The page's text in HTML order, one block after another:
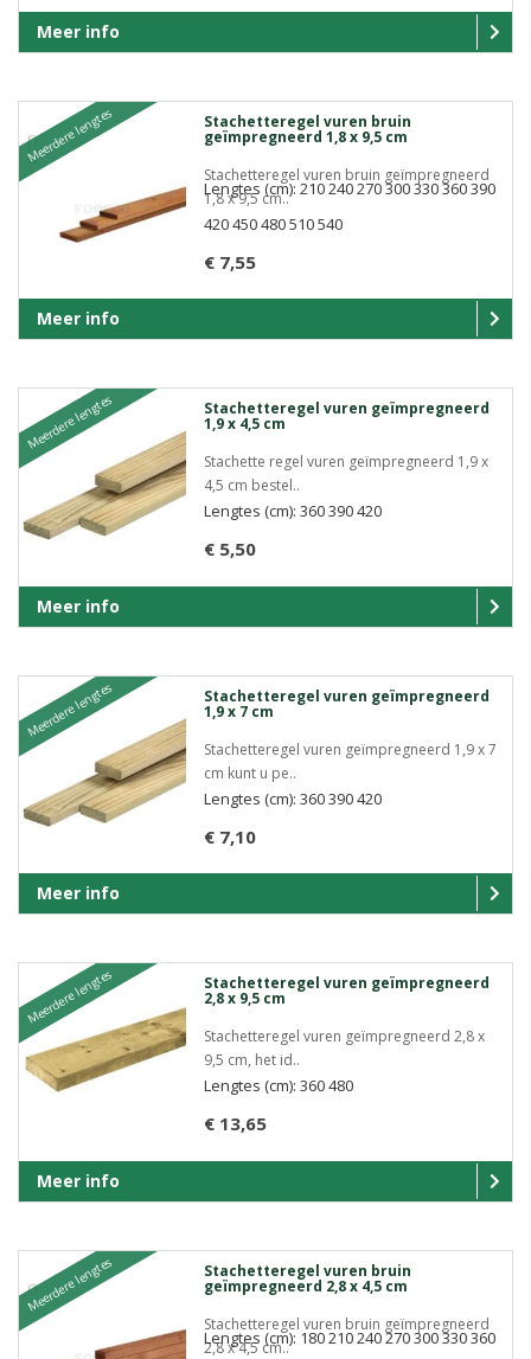
Meer info
Meerdere lengtes Stachetteregel vuren bruin
geïmpregneerd 1,8 x 9,5 cm
Stachetteregel vuren bruin geïmpregneerd
1,8 x 9,5 cm..
€ 7,55
Lengtes (cm): 210 240 270 300 330 360 390
420 450 480 510 540
Meer info
Meerdere lengtes Stachetteregel vuren geïmpregneerd
1,9 x 4,5 cm
Stachette regel vuren geïmpregneerd 1,9 x
4,5 cm bestel..
€ 5,50
Lengtes (cm): 360 390 420
Meer info
Meerdere lengtes Stachetteregel vuren geïmpregneerd
1,9 x 7 cm
Stachetteregel vuren geïmpregneerd 1,9 x 7
cm kunt u pe..
€ 7,10
Lengtes (cm): 360 390 420
Meer info
Meerdere lengtes Stachetteregel vuren geïmpregneerd
2,8 x 9,5 cm
Stachetteregel vuren geïmpregneerd 2,8 x
9,5 cm, het id..
€ 13,65
Lengtes (cm): 360 480
Meer info
Meerdere lengtes Stachetteregel vuren bruin
geïmpregneerd 2,8 x 4,5 cm
Stachetteregel vuren bruin geïmpregneerd
2,8 x 4,5 cm..
Lengtes (cm): 180 210 240 270 300 330 360